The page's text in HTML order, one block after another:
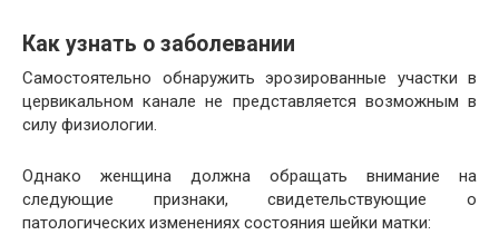
Как узнать о заболевании
Самостоятельно обнаружить эрозированные участки в
цервикальном канале не представляется возможным в
силу физиологии.
Однако женщина должна обращать внимание на
следующие признаки, свидетельствующие о
патологических изменениях состояния шейки матки: